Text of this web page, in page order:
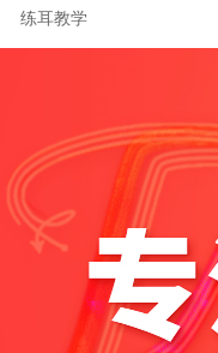
练耳教学